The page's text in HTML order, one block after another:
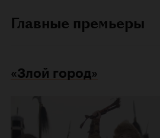
Главные премьеры
«Злой город»